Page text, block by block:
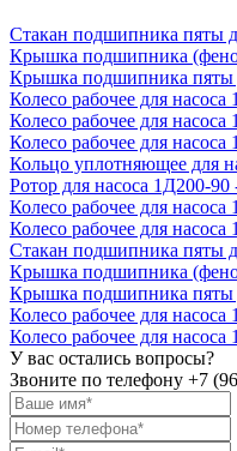
Стакан подшипника пяты
Крышка подшипника
Крышка подшипника пяты
Колесо рабочее для
Колесо рабочее для
Колесо рабочее для
Кольцо уплотняющее для
Ротор для насоса 1Д200-
Колесо рабочее для
Колесо рабочее для
Стакан подшипника пяты
Крышка подшипника
Крышка подшипника пяты
Колесо рабочее для
Колесо рабочее для
У вас остались вопросы?
Звоните по телефону +7